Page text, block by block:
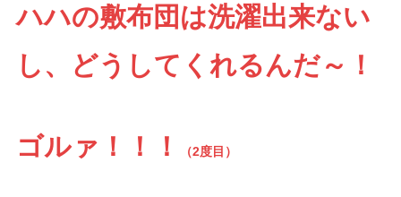
ハハの敷布団は洗濯出来ない
し、どうしてくれるんだ～！
ゴルァ！！！ （2度目）